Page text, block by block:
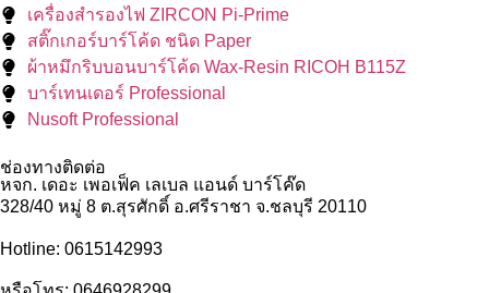
เครื่องสำรองไฟ ZIRCON Pi-Prime
สติ๊กเกอร์บาร์โค้ด ชนิด Paper
ผ้าหมึกริบบอนบาร์โค้ด Wax-Resin RICOH B115Z
บาร์เทนเดอร์ Professional
Nusoft Professional
ช่องทางติดต่อ
หจก. เดอะ เพอเฟ็ค เลเบล แอนด์ บาร์โค๊ด
328/40 หมู่ 8 ต.สุรศักดิ์ อ.ศรีราชา จ.ชลบุรี 20110
Hotline: 0615142993